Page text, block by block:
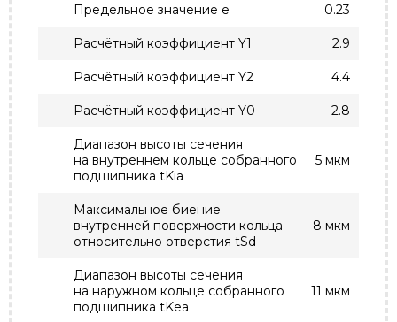
Предельное значение e 0.23
Расчётный коэффициент Y1 2.9
Расчётный коэффициент Y2 4.4
Расчётный коэффициент Y0 2.8
Диапазон высоты сечения
на внутреннем кольце собранного
подшипника tKia
5 мкм
Максимальное биение
внутренней поверхности кольца
относительно отверстия tSd
8 мкм
Диапазон высоты сечения
на наружном кольце собранного
подшипника tKea
11 мкм